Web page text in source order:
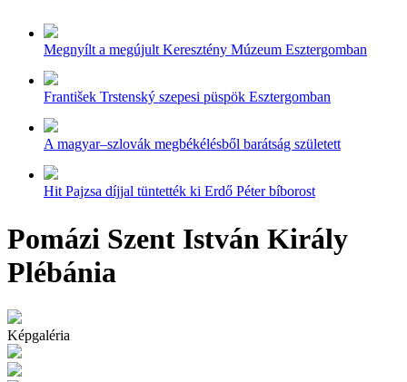
Megnyílt a megújult Keresztény Múzeum Esztergomban
František Trstenský szepesi püspök Esztergomban
A magyar–szlovák megbékélésből barátság született
Hit Pajzsa díjjal tüntették ki Erdő Péter bíborost
Pomázi Szent István Király
Plébánia
Képgaléria